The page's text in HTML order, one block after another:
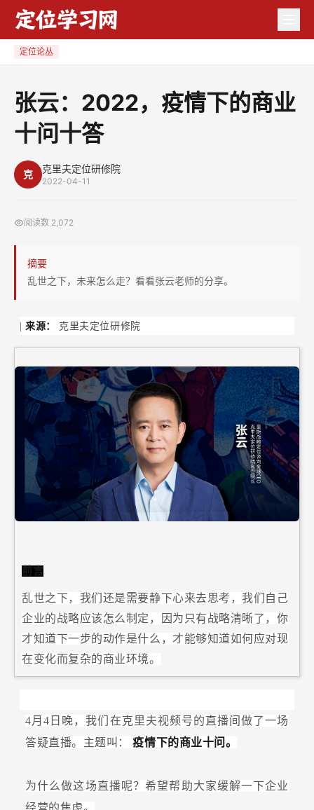
云：
2022，
定位论丛
张云：2022，疫情下的商业
十问十答
克 克里夫定位研修院
2022-04-11
阅读数 2,072
摘要
乱世之下，未来怎么走？看看张云老师的分享。
|来源： 克里夫定位研修院
前言
乱世之下，我们还是需要静下心来去思考，我们自己
企业的战略应该怎么制定，因为只有战略清晰了，你
才知道下一步的动作是什么，才能够知道如何应对现
在变化而复杂的商业环境。
4月4日晚，我们在克里夫视频号的直播间做了一场
答疑直播。主题叫：疫情下的商业十问。
为什么做这场直播呢？希望帮助大家缓解一下企业